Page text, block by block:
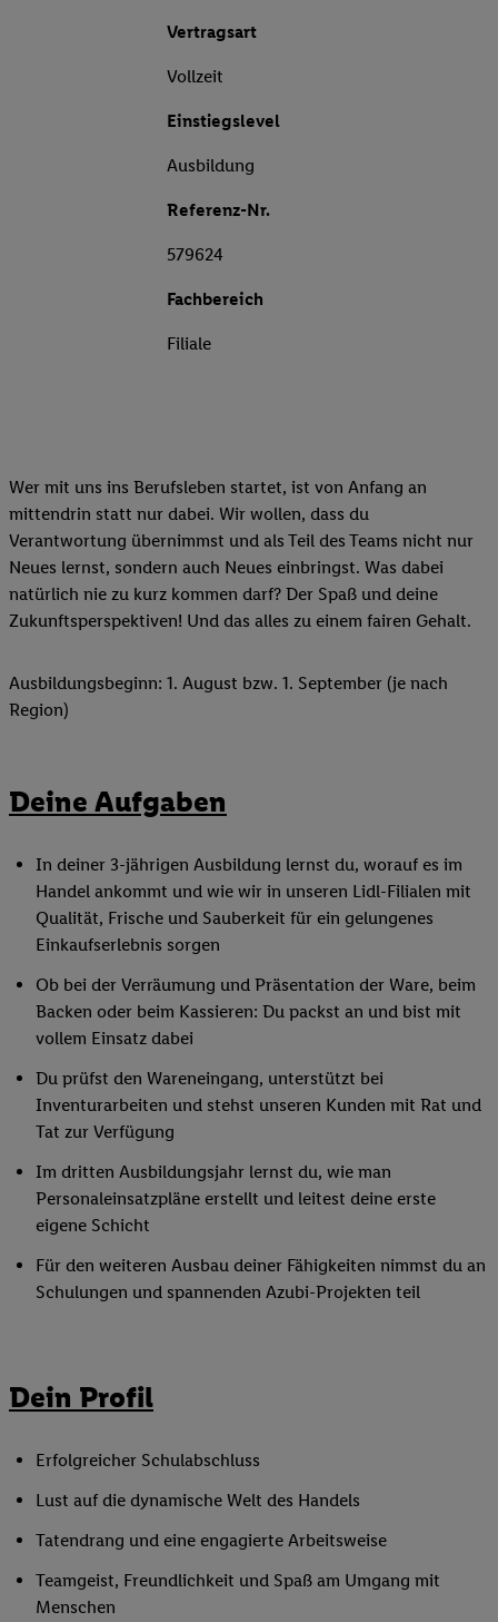
Vertragsart
Vollzeit
Einstiegslevel
Ausbildung
Referenz-Nr.
579624
Fachbereich
Filiale
Wer mit uns ins Berufsleben startet, ist von Anfang an
mittendrin statt nur dabei. Wir wollen, dass du
Verantwortung übernimmst und als Teil des Teams nicht nur
Neues lernst, sondern auch Neues einbringst. Was dabei
natürlich nie zu kurz kommen darf? Der Spaß und deine
Zukunftsperspektiven! Und das alles zu einem fairen Gehalt.
Ausbildungsbeginn: 1. August bzw. 1. September (je nach
Region)
Deine Aufgaben
In deiner 3-jährigen Ausbildung lernst du, worauf es im
Handel ankommt und wie wir in unseren Lidl-Filialen mit
Qualität, Frische und Sauberkeit für ein gelungenes
Einkaufserlebnis sorgen
Ob bei der Verräumung und Präsentation der Ware, beim
Backen oder beim Kassieren: Du packst an und bist mit
vollem Einsatz dabei
Du prüfst den Wareneingang, unterstützt bei
Inventurarbeiten und stehst unseren Kunden mit Rat und
Tat zur Verfügung
Im dritten Ausbildungsjahr lernst du, wie man
Personaleinsatzpläne erstellt und leitest deine erste
eigene Schicht
Für den weiteren Ausbau deiner Fähigkeiten nimmst du an
Schulungen und spannenden Azubi-Projekten teil
Dein Profil
Erfolgreicher Schulabschluss
Lust auf die dynamische Welt des Handels
Tatendrang und eine engagierte Arbeitsweise
Teamgeist, Freundlichkeit und Spaß am Umgang mit
Menschen